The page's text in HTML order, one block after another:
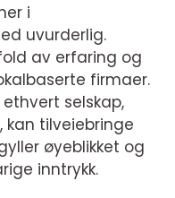
i
uvurderlig.
av erfaring og
firmaer.
selskap,
kan tilveiebringe
øyeblikket og
inntrykk.